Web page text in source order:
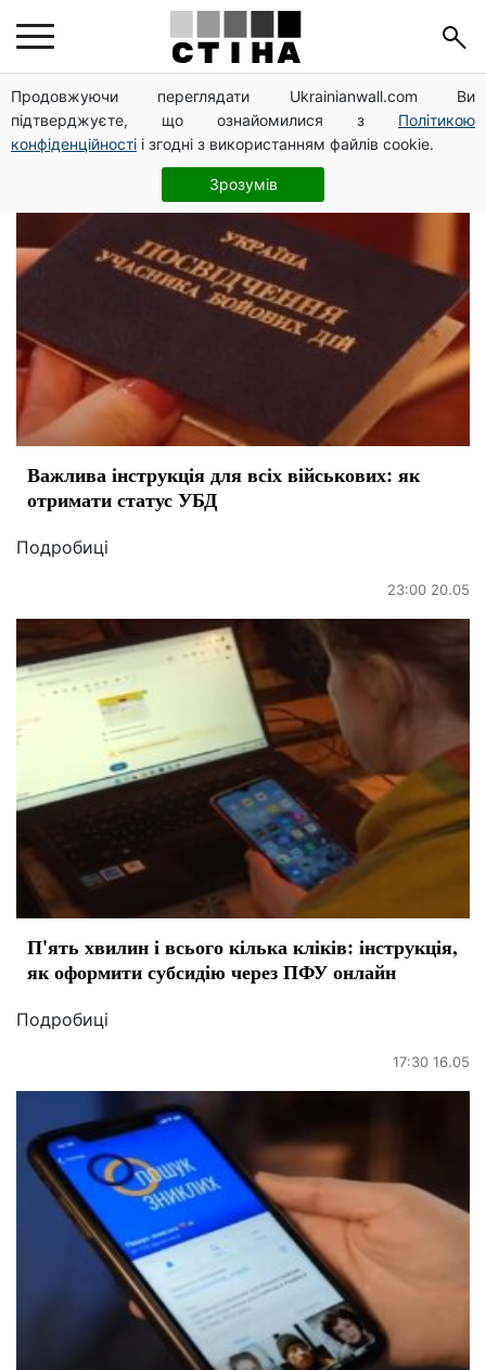
Продовжуючи переглядати Ukrainianwall.com Ви
підтверджуєте, що ознайомилися з Політикою
конфіденційності і згодні з використанням файлів cookie.
Зрозумів
инструкция
Важлива інструкція для всіх військових: як
отримати статус УБД
Подробиці
23:00 20.05
П'ять хвилин і всього кілька кліків: інструкція,
як оформити субсидію через ПФУ онлайн
Подробиці
17:30 16.05